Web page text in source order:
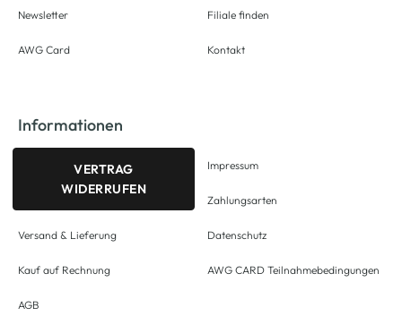
Newsletter
AWG Card
Filiale finden
Kontakt
Informationen
VERTRAG
WIDERRUFEN
Versand & Lieferung
Kauf auf Rechnung
AGB
Impressum
Zahlungsarten
Datenschutz
AWG CARD Teilnahmebedingungen